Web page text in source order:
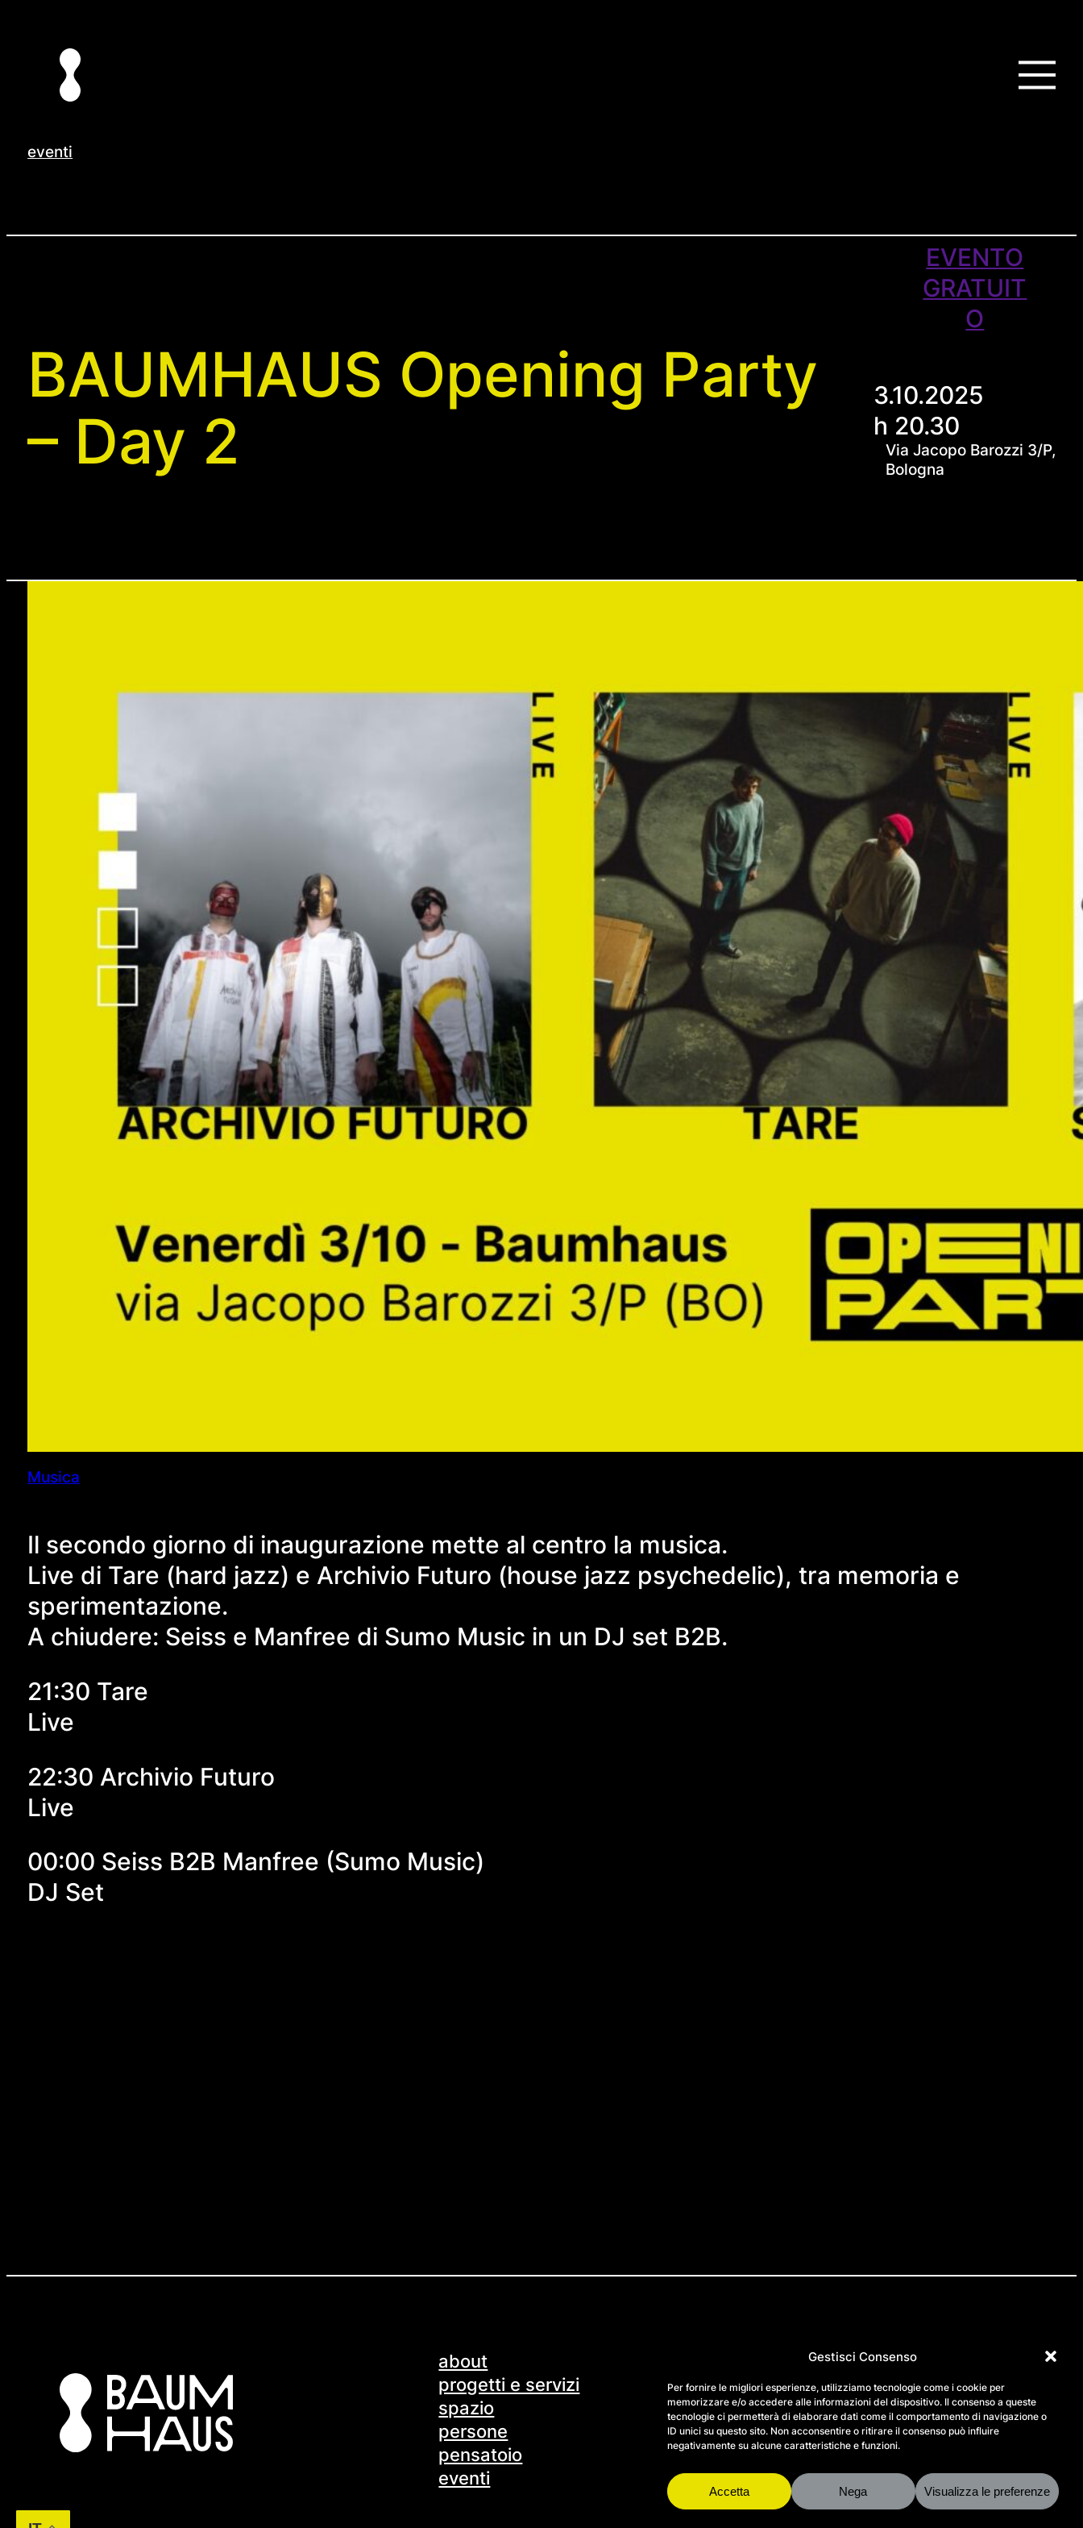
Gestisci Consenso
Per fornire le migliori esperienze, utilizziamo tecnologie come i cookie per
memorizzare e/o accedere alle informazioni del dispositivo. Il consenso a queste
tecnologie ci permetterà di elaborare dati come il comportamento di navigazione o
ID unici su questo sito. Non acconsentire o ritirare il consenso può influire
negativamente su alcune caratteristiche e funzioni.
Accetta Nega Visualizza le preferenze
contenuto
EVENTO
GRATUIT
O
3.10.2025
h 20.30
Via Jacopo Barozzi 3/P,
Bologna
eventi
BAUMHAUS Opening Party
– Day 2
Musica
Il secondo giorno di inaugurazione mette al centro la musica.
Live di Tare (hard jazz) e Archivio Futuro (house jazz psychedelic), tra memoria e
sperimentazione.
A chiudere: Seiss e Manfree di Sumo Music in un DJ set B2B.
21:30 Tare
Live
22:30 Archivio Futuro
Live
00:00 Seiss B2B Manfree (Sumo Music)
DJ Set
about
progetti e servizi
spazio
persone
pensatoio
eventi
FB LN
contatti
support
cookie policy